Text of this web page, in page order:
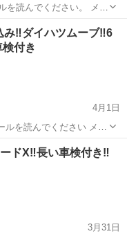
んでください。 メー
ド： LSA Ⅲ 排気
量：660cc 車体色: シルバー 年式：平成29年6月 車検:...
ハツタント
み‼️ダイハツムーブ‼️6
付き
4月1日
量：660cc 車体色:
黒🐦‍⬛ 年式：平成20年9月 車検:令和7年9月26日 ミッション：...
リス
ドX‼️長い車検付き‼️
3月31日